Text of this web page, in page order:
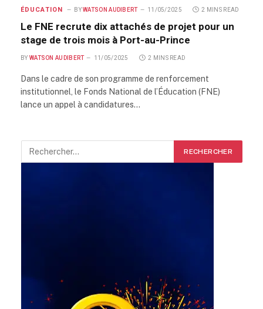
ÉDUCATION BY WATSON AUDIBERT 11/05/2025 2 MINS READ
Le FNE recrute dix attachés de projet pour un
stage de trois mois à Port-au-Prince
BY WATSON AUDIBERT 11/05/2025 2 MINS READ
Dans le cadre de son programme de renforcement
institutionnel, le Fonds National de l’Éducation (FNE)
lance un appel à candidatures…